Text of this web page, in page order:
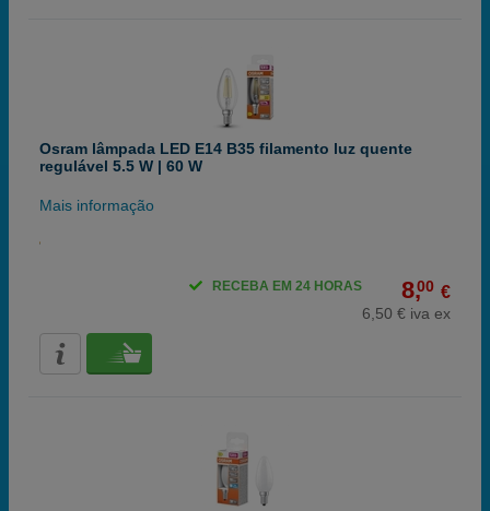
Osram lâmpada LED E14 B35 filamento luz quente
regulável 5.5 W | 60 W
Mais informação
8,00 €
6,50 € iva ex
RECEBA EM 24 HORAS